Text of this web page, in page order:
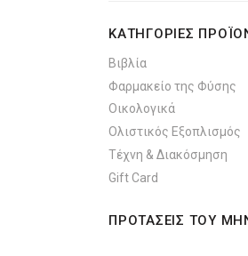
ΚΑΤΗΓΟΡΙΕΣ
Βιβλία
Φαρμακείο της Φύσης
Οικολογικά
Ολιστικός Εξοπλισμός
Τέχνη & Διακόσμηση
Gift Card
ΠΡΟΤΑΣΕΙΣ ΤΟΥ